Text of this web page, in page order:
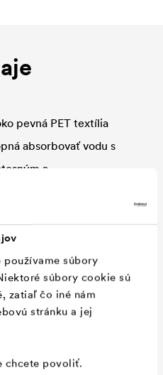
používame súbory
súbory cookie sú
zatiaľ čo iné nám
stránku a jej
chcete povoliť.
pevná PET textília
absorbovať vodu s
a
okrajmi.
ZVDH (UDB/USB), podľa
(UDB-A/USB-A) - trieda
3